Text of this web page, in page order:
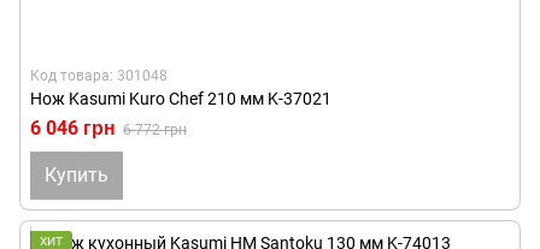
Код товара: 301048
Нож Kasumi Kuro Chef 210 мм K-37021
6 046 грн 6 772 грн
Купить
ХИТ